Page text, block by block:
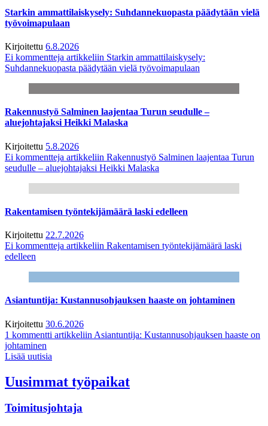
Starkin ammattilaiskysely: Suhdannekuopasta päädytään vielä
työvoimapulaan
Kirjoitettu 6.8.2026
Ei kommentteja artikkeliin Starkin ammattilaiskysely:
Suhdannekuopasta päädytään vielä työvoimapulaan
Rakennustyö Salminen laajentaa Turun seudulle –
aluejohtajaksi Heikki Malaska
Kirjoitettu 5.8.2026
Ei kommentteja artikkeliin Rakennustyö Salminen laajentaa Turun
seudulle – aluejohtajaksi Heikki Malaska
Rakentamisen työntekijämäärä laski edelleen
Kirjoitettu 22.7.2026
Ei kommentteja artikkeliin Rakentamisen työntekijämäärä laski
edelleen
Asiantuntija: Kustannusohjauksen haaste on johtaminen
Kirjoitettu 30.6.2026
1 kommentti artikkeliin Asiantuntija: Kustannusohjauksen haaste on
johtaminen
Lisää uutisia
Uusimmat työpaikat
Toimitusjohtaja